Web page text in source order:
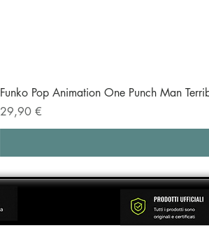
Funko Pop Animation One Punch Man
Prezzo
29,90 €